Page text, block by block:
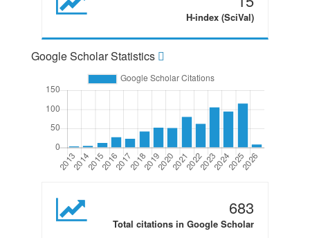
H-index (SciVal)
Google Scholar Statistics
683
Total citations in Google Scholar